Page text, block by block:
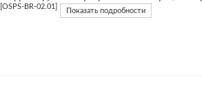
[OSPS-BR-02.01] Показать подробности